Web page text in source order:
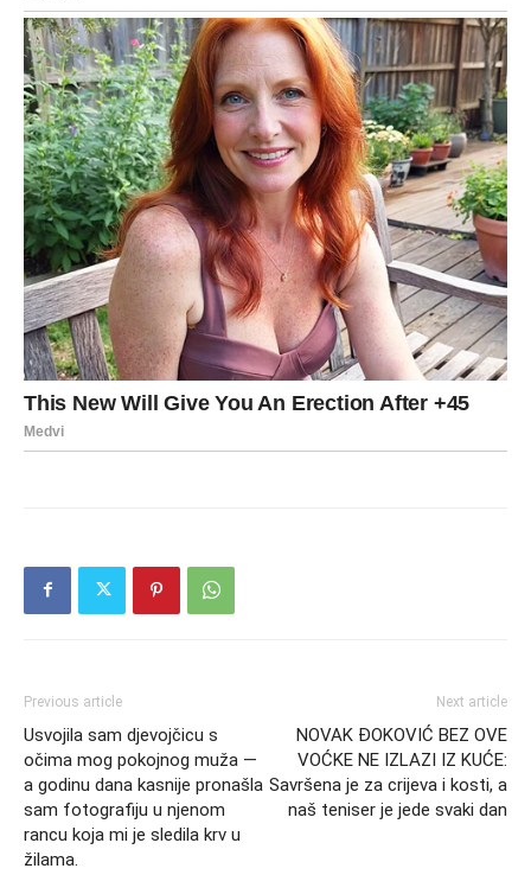
Previous article
Usvojila sam djevojčicu s
očima mog pokojnog muža —
a godinu dana kasnije pronašla
sam fotografiju u njenom
rancu koja mi je sledila krv u
žilama.
Next article
NOVAK ĐOKOVIĆ BEZ OVE
VOĆKE NE IZLAZI IZ KUĆE:
Savršena je za crijeva i kosti, a
naš teniser je jede svaki dan